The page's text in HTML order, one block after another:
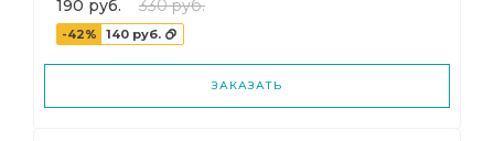
190 руб. 330 руб.
-42% 140 руб.
ЗАКАЗАТЬ